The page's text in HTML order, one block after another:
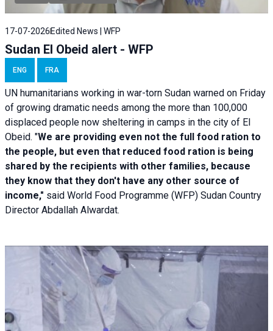
17-07-2026 Edited News | WFP
Sudan El Obeid alert - WFP
ENG FRA
UN humanitarians working in war-torn Sudan warned on Friday
of growing dramatic needs among the more than 100,000
displaced people now sheltering in camps in the city of El
Obeid. "We are providing even not the full food ration to
the people, but even that reduced food ration is being
shared by the recipients with other families, because
they know that they don't have any other source of
income," said World Food Programme (WFP) Sudan Country
Director Abdallah Alwardat.